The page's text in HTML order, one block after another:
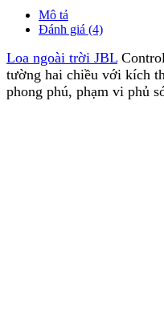
Mô tả
Đánh giá (4)
Loa ngoài trời JBL
tường hai chiều với kích
phong phú, phạm vi phủ